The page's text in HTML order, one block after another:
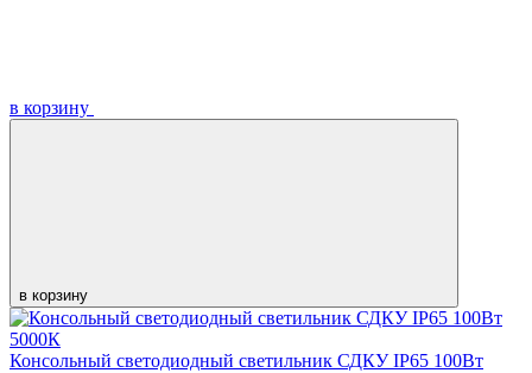
в корзину
в корзину
Консольный светодиодный светильник СДКУ IP65 100Вт